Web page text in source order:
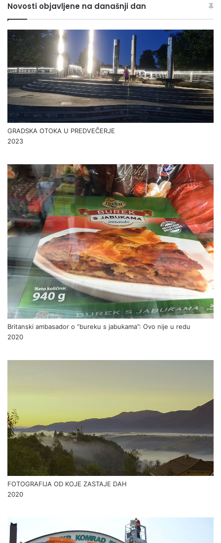
Novosti objavljene na današnji dan
GRADSKA OTOKA U PREDVEČERJE
2023
Britanski ambasador o “bureku s jabukama”: Ovo nije u redu
2020
FOTOGRAFIJA OD KOJE ZASTAJE DAH
2020